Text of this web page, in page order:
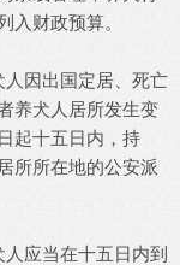
入财政预算。
因出国定居、死亡
养犬人居所发生变
起十五日内，持
所所在地的公安派
应当在十五日内到